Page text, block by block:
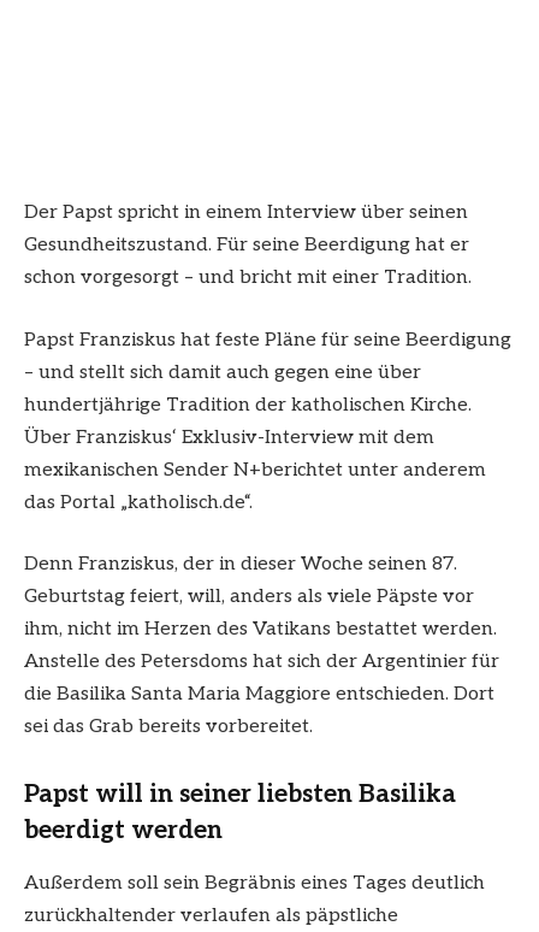
Der Papst spricht in einem Interview über seinen
Gesundheitszustand. Für seine Beerdigung hat er
schon vorgesorgt – und bricht mit einer Tradition.
Papst Franziskus hat feste Pläne für seine Beerdigung
– und stellt sich damit auch gegen eine über
hundertjährige Tradition der katholischen Kirche.
Über Franziskus‘ Exklusiv-Interview mit dem
mexikanischen Sender N+berichtet unter anderem
das Portal „katholisch.de“.
Denn Franziskus, der in dieser Woche seinen 87.
Geburtstag feiert, will, anders als viele Päpste vor
ihm, nicht im Herzen des Vatikans bestattet werden.
Anstelle des Petersdoms hat sich der Argentinier für
die Basilika Santa Maria Maggiore entschieden. Dort
sei das Grab bereits vorbereitet.
Papst will in seiner liebsten Basilika
beerdigt werden
Außerdem soll sein Begräbnis eines Tages deutlich
zurückhaltender verlaufen als päpstliche